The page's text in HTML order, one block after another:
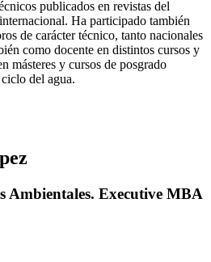
publicados en revistas del
Ha participado también
de carácter técnico, tanto nacionales
como docente en distintos cursos y
másteres y cursos de posgrado
del agua.
Ambientales. Executive MBA